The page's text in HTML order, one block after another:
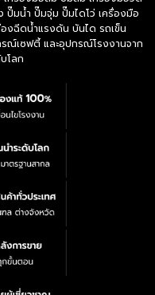
มน้ำ ปั๊มจุ่ม ปั๊มไดโว่ เครื่องมือ
งฉีดน้ำแรงดัน บันได รถเข็น
ณ์เซฟตี้ และอุปกรณ์โรงงานจาก
โลก